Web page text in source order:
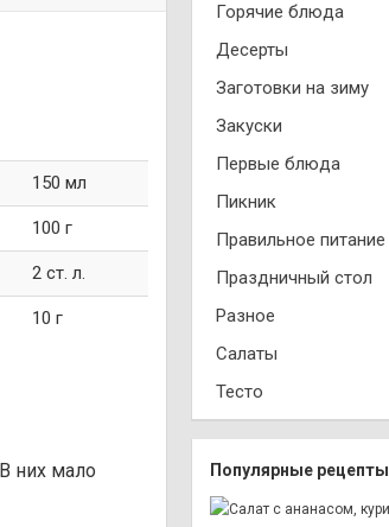
150 мл
100 г
2 ст. л.
10 г
них мало
Горячие блюда
Десерты
Заготовки на зиму
Закуски
Первые блюда
Пикник
Правильное питание
Праздничный стол
Разное
Салаты
Тесто
Популярные рецепты